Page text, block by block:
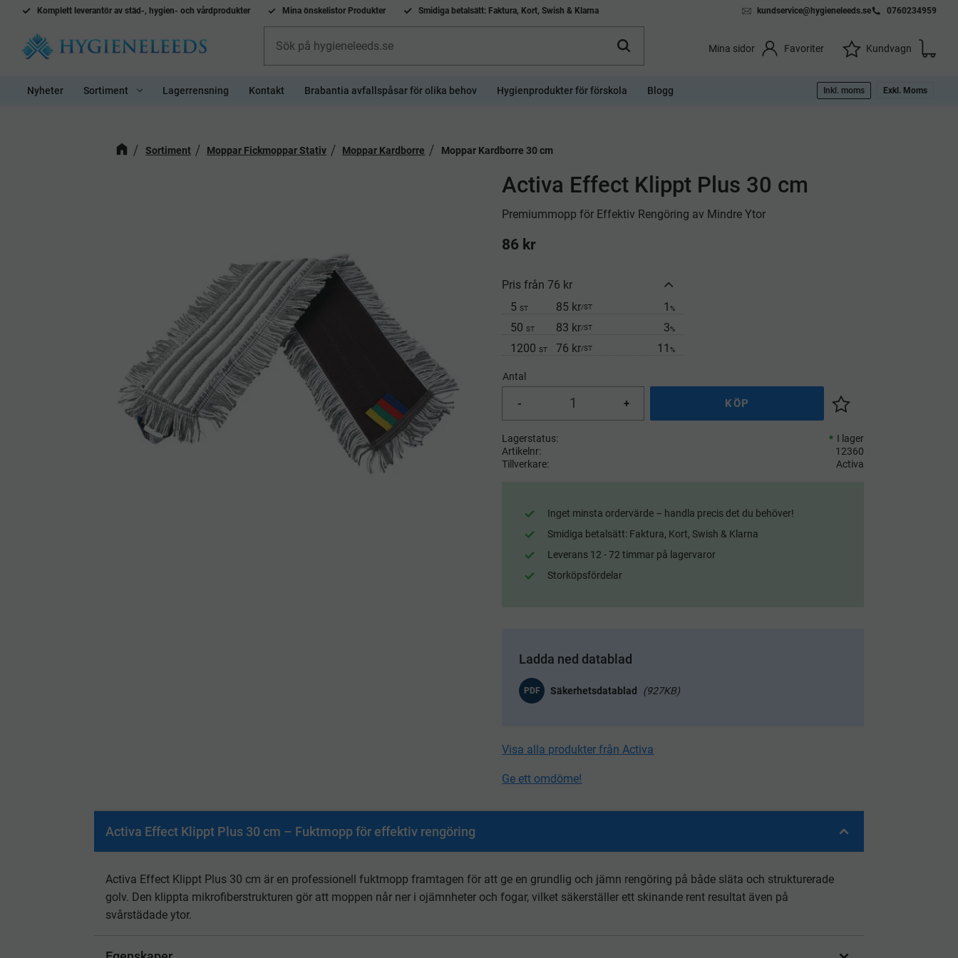
Komplett leverantör av städ-, hygien- och vårdprodukter Mina önskelistor Produkter Smidiga betalsätt: Faktura, Kort, Swish & Klarna kundservice@hygieneleeds.se 0760234959
Mina sidor Favoriter Kundvagn
Önskelista
Nyheter Sortiment Lagerrensning Kontakt Brabantia avfallspåsar för olika behov Hygienprodukter för förskola Blogg Inkl. moms Exkl. Moms
Sortiment Moppar Fickmoppar Stativ Moppar Kardborre Moppar Kardborre 30 cm
Activa Effect Klippt Plus 30 cm
Premiummopp för Effektiv Rengöring av Mindre Ytor
86 kr
Pris från 76 kr
5 ST 85 kr/ST 1%
50 ST 83 kr/ST 3%
1200 ST 76 kr/ST 11%
Antal
+
- KÖP
Lägg till i önskelista
Lagerstatus
I lager
Artikelnr
12360
Tillverkare
Activa
Inget minsta ordervärde – handla precis det du behöver!
Smidiga betalsätt: Faktura, Kort, Swish & Klarna
Leverans 12 - 72 timmar på lagervaror
Storköpsfördelar
Ladda ned datablad
PDF 927KB
Visa alla produkter från Activa
Ge ett omdöme!
Activa Effect Klippt Plus 30 cm – Fuktmopp för effektiv rengöring
Activa Effect Klippt Plus 30 cm är en professionell fuktmopp framtagen för att ge en grundlig och jämn rengöring på både släta och strukturerade
golv. Den klippta mikrofiberstrukturen gör att moppen når ner i ojämnheter och fogar, vilket säkerställer ett skinande rent resultat även på
svårstädade ytor.